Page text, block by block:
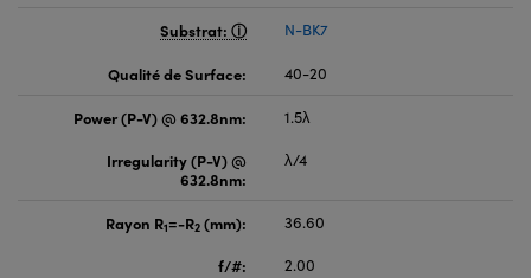
Substrat: N-BK7
Qualité de Surface: 40-20
Power (P-V) @ 632.8nm:
1.5λ
Irregularity (P-V) @
632.8nm:
λ/4
Rayon R1=-R2 (mm):
36.60
f/#:
2.00